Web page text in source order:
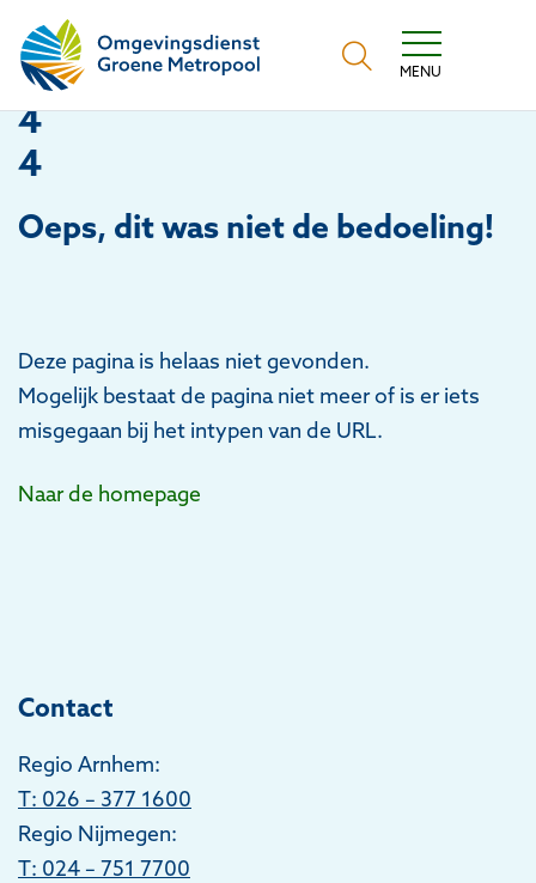
Omgevingsdienst Groene Metropool
MENU
4
4
Oeps, dit was niet de bedoeling!
Deze pagina is helaas niet gevonden.
Mogelijk bestaat de pagina niet meer of is er iets
misgegaan bij het intypen van de URL.
Naar de homepage
Contact
Regio Arnhem:
T: 026 – 377 1600
Regio Nijmegen:
T: 024 – 751 7700